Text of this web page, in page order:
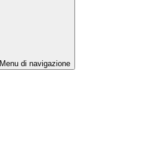
Menu di navigazione